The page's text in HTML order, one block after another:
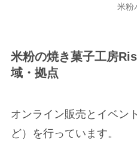
米粉
米粉の焼き菓子工房
域・拠点
オンライン販売とイベン
ど）を行っています。